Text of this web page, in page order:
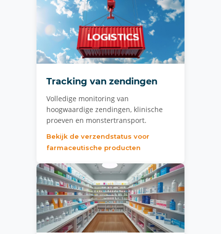
Tracking van zendingen
Volledige monitoring van
hoogwaardige zendingen, klinische
proeven en monstertransport.
Bekijk de verzendstatus voor
farmaceutische producten